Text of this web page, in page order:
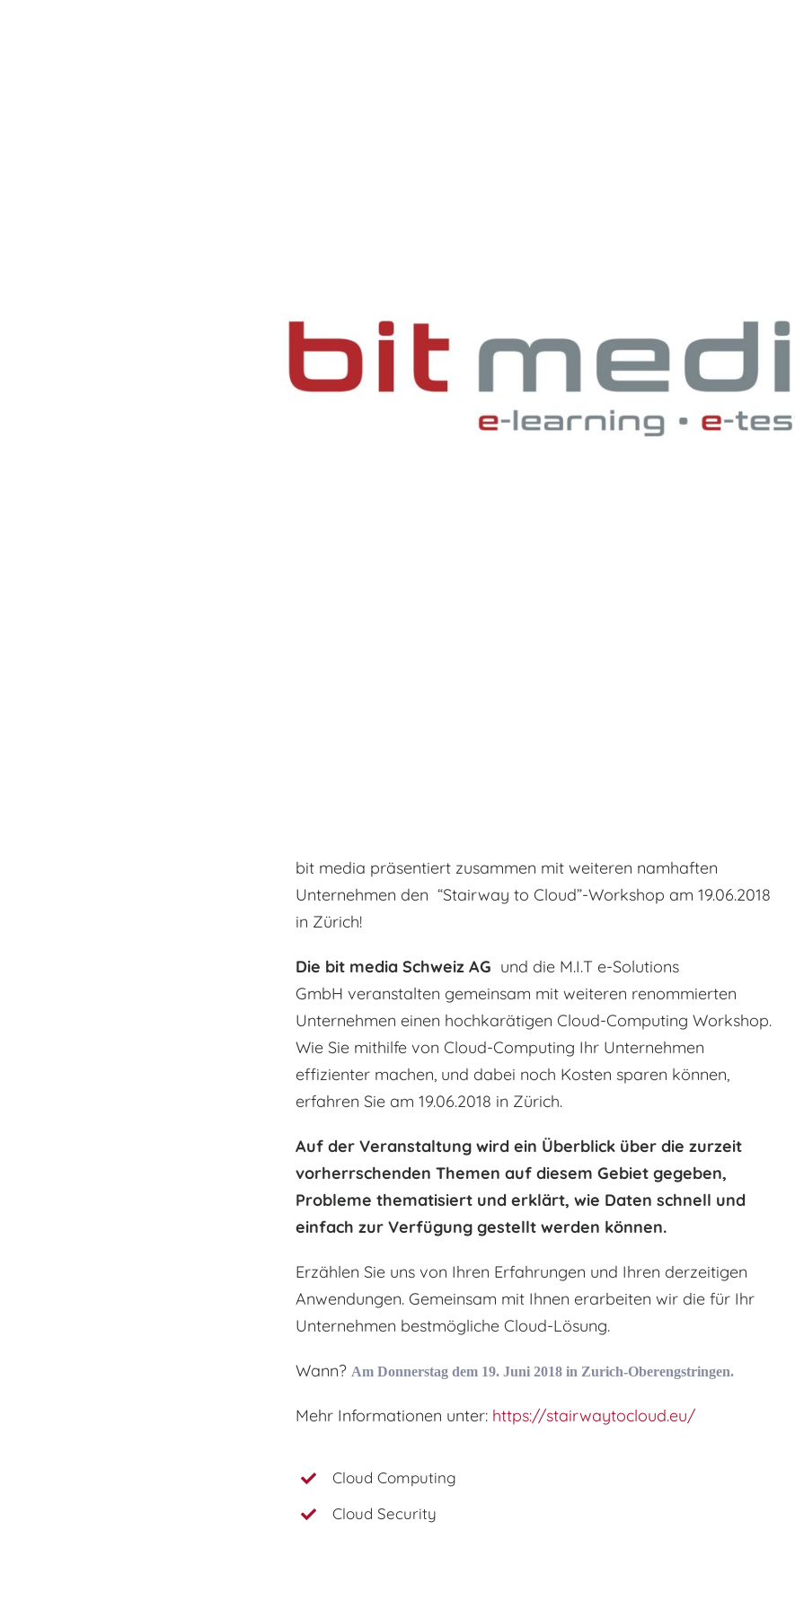
bit media präsentiert zusammen mit weiteren namhaften
Unternehmen den “Stairway to Cloud”-Workshop am 19.06.2018
in Zürich!
Die bit media Schweiz AG und die M.I.T e-Solutions
GmbH veranstalten gemeinsam mit weiteren renommierten
Unternehmen einen hochkarätigen Cloud-Computing Workshop.
Wie Sie mithilfe von Cloud-Computing Ihr Unternehmen
effizienter machen, und dabei noch Kosten sparen können,
erfahren Sie am 19.06.2018 in Zürich.
Auf der Veranstaltung wird ein Überblick über die zurzeit
vorherrschenden Themen auf diesem Gebiet gegeben,
Probleme thematisiert und erklärt, wie Daten schnell und
einfach zur Verfügung gestellt werden können.
Erzählen Sie uns von Ihren Erfahrungen und Ihren derzeitigen
Anwendungen. Gemeinsam mit Ihnen erarbeiten wir die für Ihr
Unternehmen bestmögliche Cloud-Lösung.
Wann?Am Donnerstag dem 19. Juni 2018in Zurich-Oberengstringen.
Mehr Informationen unter: https://stairwaytocloud.eu/
Cloud Computing
Cloud Security